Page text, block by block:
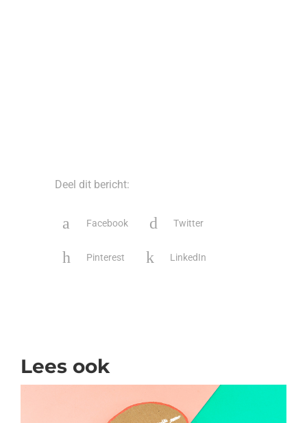
Deel dit bericht:
Facebook Twitter
Pinterest LinkedIn
Lees ook